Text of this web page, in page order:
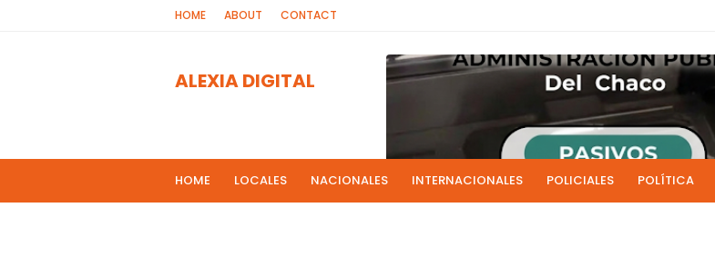
HOME ABOUT CONTACT
ALEXIA DIGITAL
HOME LOCALES NACIONALES INTERNACIONALES POLICIALES POLÍTICA